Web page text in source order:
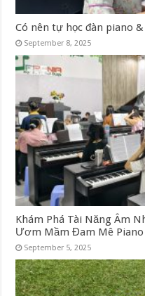
Có nên tự học đàn piano
September 8, 2025
Khám Phá Tài Năng Âm
Ươm Mầm Đam Mê Piano
September 5, 2025